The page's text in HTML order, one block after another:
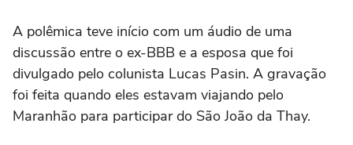
A polêmica teve início com um áudio de uma
discussão entre o ex-BBB e a esposa que foi
divulgado pelo colunista Lucas Pasin. A gravação
foi feita quando eles estavam viajando pelo
Maranhão para participar do São João da Thay.